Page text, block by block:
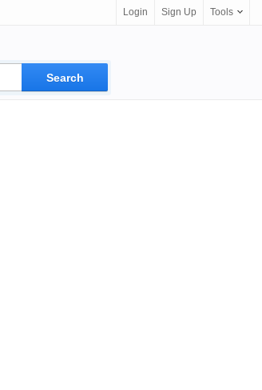
Login Sign Up Tools